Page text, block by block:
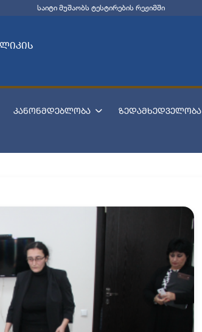
საიტი მუშაობს ტესტირების რეჟიმში
კანონმდებლობა ზედამხედველობა